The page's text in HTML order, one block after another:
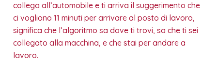
collega all’automobile e ti arriva il suggerimento che
ci vogliono 11 minuti per arrivare al posto di lavoro,
significa che l’algoritmo sa dove ti trovi, sa che ti sei
collegato alla macchina, e che stai per andare a
lavoro.